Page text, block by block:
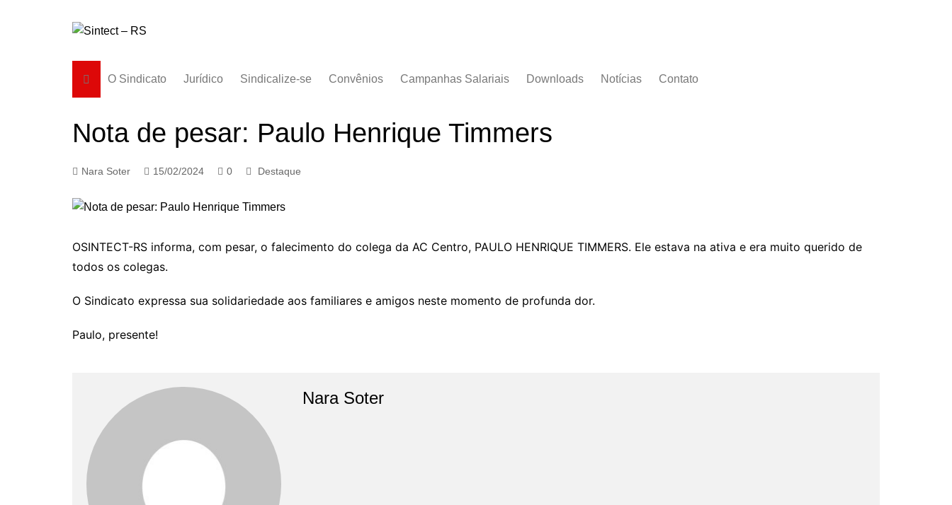
O Sindicato
História
Subsedes
Jurídico Sindicalize-se Convênios Campanhas Salariais
Campanha Salarial
Downloads
Acordos Coletivos
Notícias Contato
Nota de pesar: Paulo Henrique Timmers
Nara Soter 15/02/2024 0 Destaque
OSINTECT-RS informa, com pesar, o falecimento do colega da AC Centro, PAULO HENRIQUE TIMMERS. Ele estava na ativa e era muito querido de
todos os colegas.
O Sindicato expressa sua solidariedade aos familiares e amigos neste momento de profunda dor.
Paulo, presente!
Nara Soter